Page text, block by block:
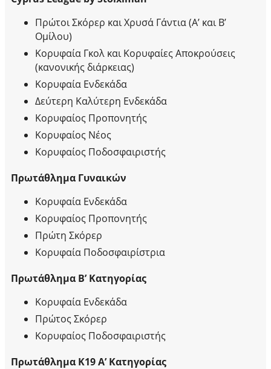
Πρώτοι Σκόρερ και Χρυσά Γάντια (Α’ και Β’
Ομίλου)
Κορυφαία Γκολ και Κορυφαίες Αποκρούσεις
(κανονικής διάρκειας)
Κορυφαία Ενδεκάδα
Δεύτερη Καλύτερη Ενδεκάδα
Κορυφαίος Προπονητής
Κορυφαίος Νέος
Κορυφαίος Ποδοσφαιριστής
Πρωτάθλημα Γυναικών
Κορυφαία Ενδεκάδα
Κορυφαίος Προπονητής
Πρώτη Σκόρερ
Κορυφαία Ποδοσφαιρίστρια
Πρωτάθλημα Β’ Κατηγορίας
Κορυφαία Ενδεκάδα
Πρώτος Σκόρερ
Κορυφαίος Ποδοσφαιριστής
Πρωτάθλημα Κ19 Α’ Κατηγορίας